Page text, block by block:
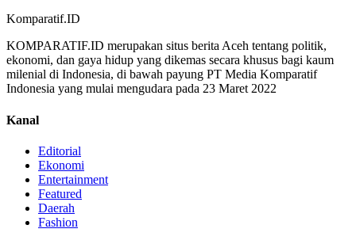
Komparatif.ID
KOMPARATIF.ID merupakan situs berita Aceh tentang politik,
ekonomi, dan gaya hidup yang dikemas secara khusus bagi kaum
milenial di Indonesia, di bawah payung PT Media Komparatif
Indonesia yang mulai mengudara pada 23 Maret 2022
Kanal
Editorial
Ekonomi
Entertainment
Featured
Daerah
Fashion